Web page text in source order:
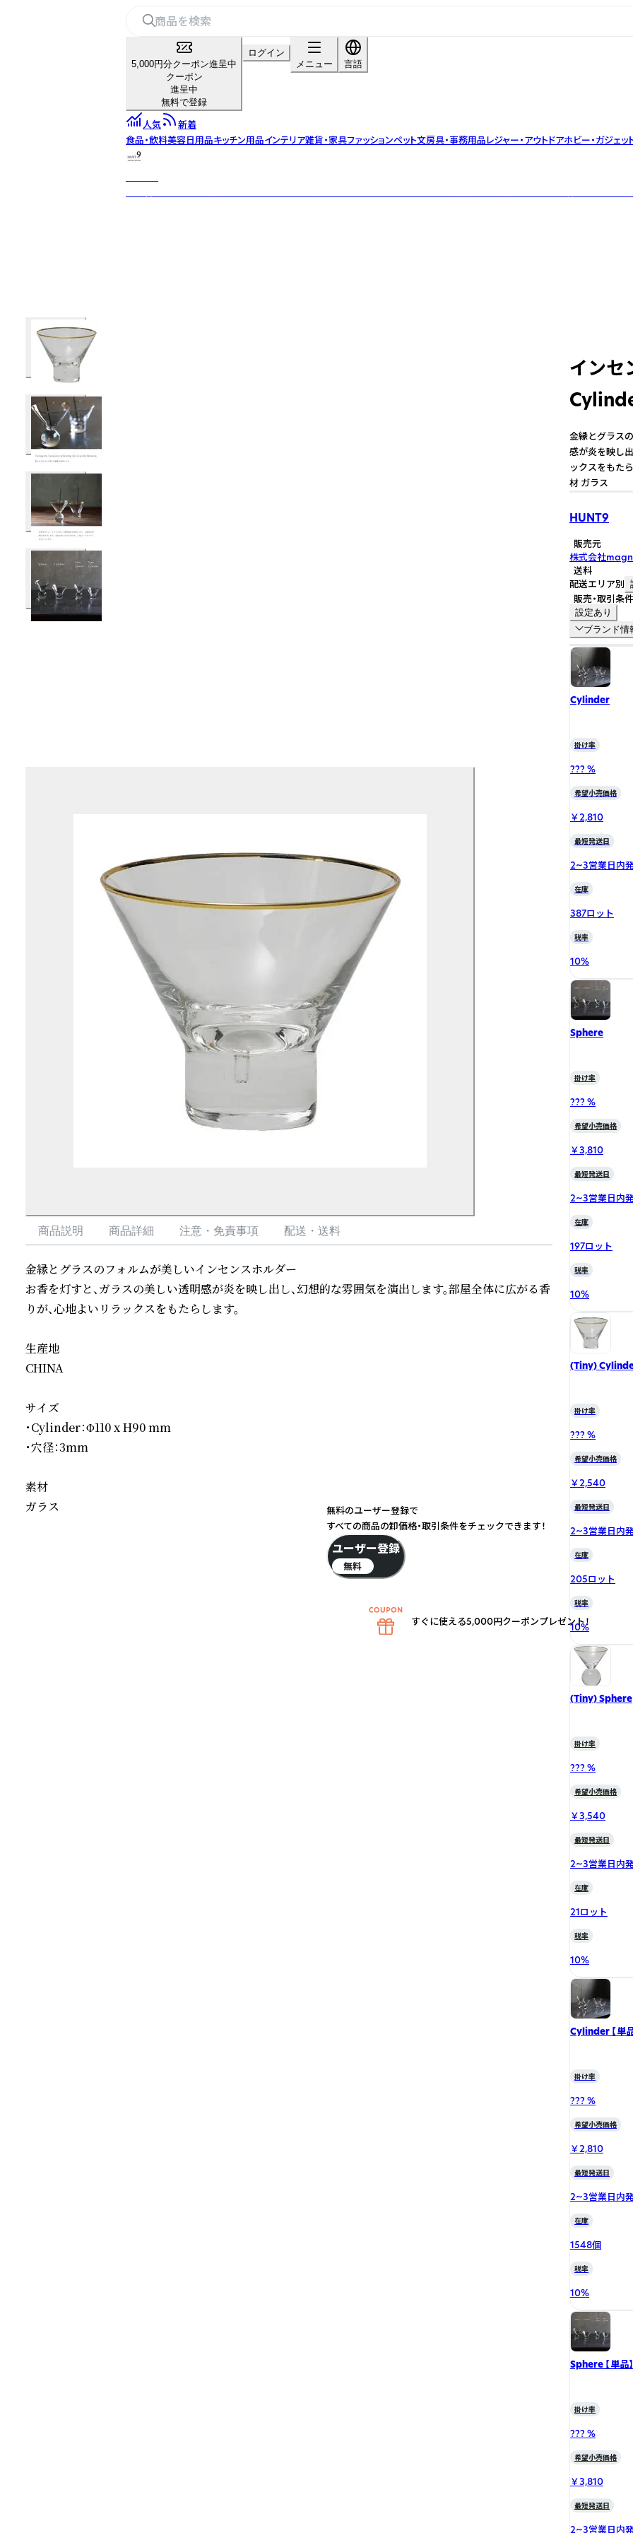
5,000円分クーポン進呈中
クーポン
進呈中
無料で登録
ログイン
メニュー
言語
人気
新着
食品・飲料美容日用品キッチン用品インテリア雑貨・家具ファッションペット文房具・事務用品レジャー・アウトドアホビー・ガジェッ
商品説明 商品詳細 注意・免責事項 配送・送料
金縁とグラスのフォルムが美しいインセンスホルダー
お香を灯すと、ガラスの美しい透明感が炎を映し出し、幻想的な雰囲気を演出します。部屋全体に広がる香
りが、心地よいリラックスをもたらします。
生産地
CHINA
サイズ
・Cylinder：Φ110 x H90 mm
・穴径：3mm
素材
ガラス
インセ
金縁とグラス
感が炎を映し
ックスをもた
材 ガラス
HUNT9
販売元
株式会社
送料
配送エリア別
販売・取引条件
設定あり
ブランド情
Cylinder
掛け率
??? %
希望小売価格
￥2,810
最短発送日
2~3営業日内
在庫
387ロット
税率
10%
Sphere
掛け率
??? %
希望小売価格
￥3,810
最短発送日
2~3営業日内
在庫
197ロット
税率
10%
(Tiny)
掛け率
??? %
希望小売価格
￥2,540
最短発送日
2~3営業日内
在庫
205ロット
税率
10%
(Tiny) Sphere
掛け率
??? %
希望小売価格
￥3,540
最短発送日
2~3営業日内
在庫
21ロット
税率
10%
Cylinder 【単
掛け率
??? %
希望小売価格
￥2,810
最短発送日
2~3営業日内
在庫
1548個
税率
10%
Sphere 【単品】
掛け率
??? %
希望小売価格
￥3,810
最短発送日
2~3営業日内
無料のユーザー登録で
すべての商品の卸価格・取引条件をチェックできます！
ユーザー登録
無料
すぐに使える5,000円クーポンプレゼント！